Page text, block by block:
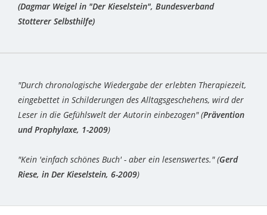
(Dagmar Weigel in "Der Kieselstein", Bundesverband
Stotterer Selbsthilfe)
"Durch chronologische Wiedergabe der erlebten Therapiezeit,
eingebettet in Schilderungen des Alltagsgeschehens, wird der
Leser in die Gefühlswelt der Autorin einbezogen" (Prävention
und Prophylaxe, 1-2009)
"Kein 'einfach schönes Buch' - aber ein lesenswertes." (Gerd
Riese, in Der Kieselstein, 6-2009)